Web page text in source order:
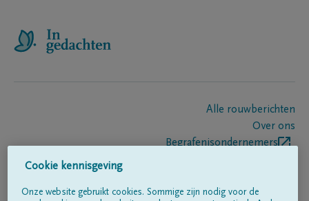
Alle rouwberichten
Over ons
Begrafenisondernemers
Cookie kennisgeving
Onze website gebruikt cookies. Sommige zijn nodig voor de